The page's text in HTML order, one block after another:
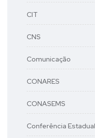
CIT
CNS
Comunicação
CONARES
CONASEMS
Conferência Estadual